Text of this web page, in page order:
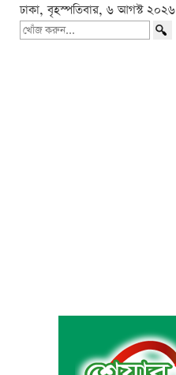
ঢাকা, বৃহস্পতিবার, ৬ আগস্ট ২০২৬